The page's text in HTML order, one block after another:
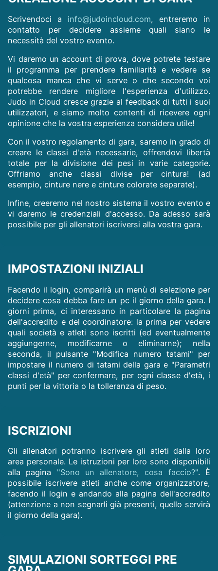
Scrivendoci a info@judoincloud.com, entreremo in
contatto per decidere assieme quali siano le
necessità del vostro evento.
Vi daremo un account di prova, dove potrete testare
il programma per prendere familiarità e vedere se
qualcosa manca che vi serve o che secondo voi
potrebbe rendere migliore l'esperienza d'utilizzo.
Judo in Cloud cresce grazie al feedback di tutti i suoi
utilizzatori, e siamo molto contenti di ricevere ogni
opinione che la vostra esperienza considera utile!
Con il vostro regolamento di gara, saremo in grado di
creare le classi d'età necessarie, offrendovi libertà
totale per la divisione dei pesi in varie categorie.
Offriamo anche classi divise per cintura! (ad
esempio, cinture nere e cinture colorate separate).
Infine, creeremo nel nostro sistema il vostro evento e
vi daremo le credenziali d'accesso. Da adesso sarà
possibile per gli allenatori iscriversi alla vostra gara.
IMPOSTAZIONI INIZIALI
Facendo il login, comparirà un menù di selezione per
decidere cosa debba fare un pc il giorno della gara. I
giorni prima, ci interessano in particolare la pagina
dell'accredito e del coordinatore: la prima per vedere
quali società e atleti sono iscritti (ed eventualmente
aggiungerne, modificarne o eliminarne); nella
seconda, il pulsante "Modifica numero tatami" per
impostare il numero di tatami della gara e "Parametri
classi d'età" per confermare, per ogni classe d'età, i
punti per la vittoria o la tolleranza di peso.
ISCRIZIONI
Gli allenatori potranno iscrivere gli atleti dalla loro
area personale. Le istruzioni per loro sono disponibili
alla pagina "Sono un allenatore, cosa faccio?". È
possibile iscrivere atleti anche come organizzatore,
facendo il login e andando alla pagina dell'accredito
(attenzione a non segnarli già presenti, quello servirà
il giorno della gara).
SIMULAZIONI SORTEGGI PRE